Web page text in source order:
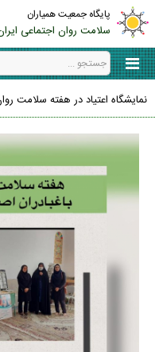
پایگاه جمعیت همیاران
سلامت روان اجتماعی
نمایشگاه اعتیاد در هفته سلامت